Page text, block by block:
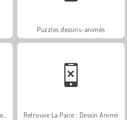
Puzzles dessins-animés
Retrouve La Paire : Dessin Animé